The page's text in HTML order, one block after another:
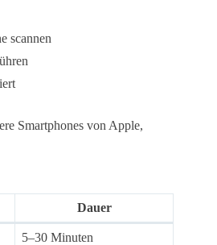
scannen
Smartphones von Apple,
Dauer
5–30 Minuten